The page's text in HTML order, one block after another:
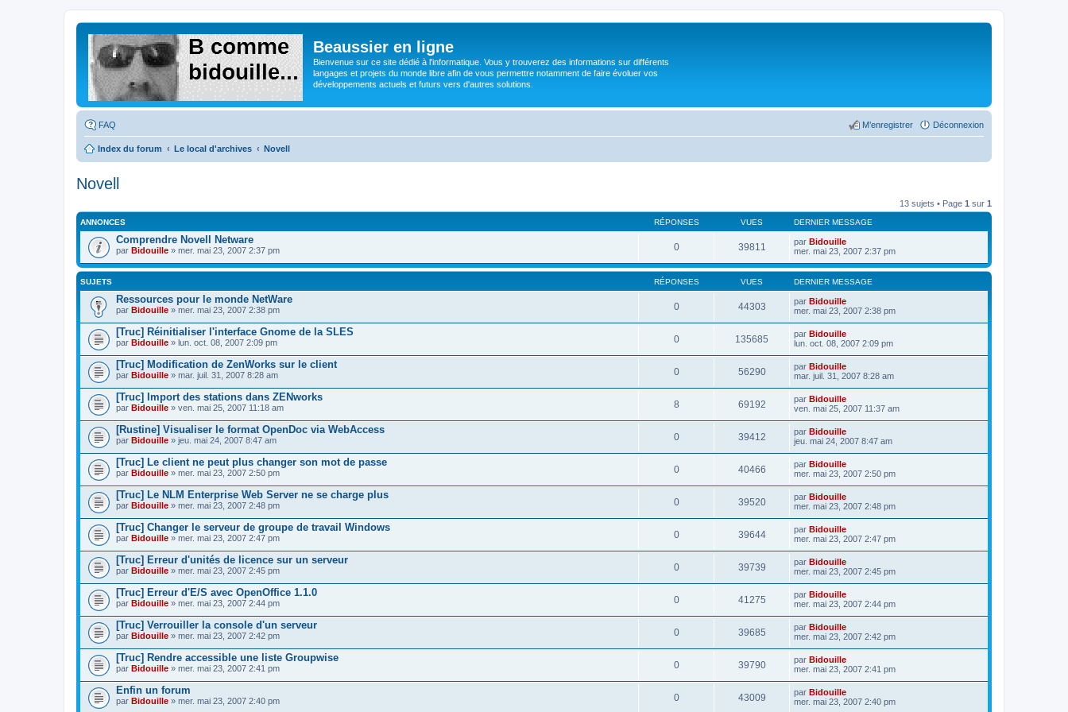
Beaussier en ligne
Bienvenue sur ce site dédié à l'informatique. Vous y trouverez des informations sur différents
langages et projets du monde libre afin de vous permettre notamment de faire évoluer vos
développements actuels et futurs vers d'autres solutions.
FAQ Déconnexion
M’enregistrer
Index du forum Le local d'archives Novell
Novell
13 sujets • Page 1 sur 1
ANNONCES RÉPONSES VUES DERNIER MESSAGE
Comprendre Novell Netware
par Bidouille » mer. mai 23, 2007 2:37 pm 0 39811 par Bidouille
mer. mai 23, 2007 2:37 pm
SUJETS RÉPONSES VUES DERNIER MESSAGE
Ressources pour le monde NetWare
par Bidouille » mer. mai 23, 2007 2:38 pm 0 44303 par Bidouille
mer. mai 23, 2007 2:38 pm
[Truc] Réinitialiser l'interface Gnome de la SLES
par Bidouille » lun. oct. 08, 2007 2:09 pm 0 135685 par Bidouille
lun. oct. 08, 2007 2:09 pm
[Truc] Modification de ZenWorks sur le client
par Bidouille » mar. juil. 31, 2007 8:28 am 0 56290 par Bidouille
mar. juil. 31, 2007 8:28 am
[Truc] Import des stations dans ZENworks
par Bidouille » ven. mai 25, 2007 11:18 am 8 69192 par Bidouille
ven. mai 25, 2007 11:37 am
[Rustine] Visualiser le format OpenDoc via WebAccess
par Bidouille » jeu. mai 24, 2007 8:47 am 0 39412 par Bidouille
jeu. mai 24, 2007 8:47 am
[Truc] Le client ne peut plus changer son mot de passe
par Bidouille » mer. mai 23, 2007 2:50 pm 0 40466 par Bidouille
mer. mai 23, 2007 2:50 pm
[Truc] Le NLM Enterprise Web Server ne se charge plus
par Bidouille » mer. mai 23, 2007 2:48 pm 0 39520 par Bidouille
mer. mai 23, 2007 2:48 pm
[Truc] Changer le serveur de groupe de travail Windows
par Bidouille » mer. mai 23, 2007 2:47 pm 0 39644 par Bidouille
mer. mai 23, 2007 2:47 pm
[Truc] Erreur d'unités de licence sur un serveur
par Bidouille » mer. mai 23, 2007 2:45 pm 0 39739 par Bidouille
mer. mai 23, 2007 2:45 pm
[Truc] Erreur d'E/S avec OpenOffice 1.1.0
par Bidouille » mer. mai 23, 2007 2:44 pm 0 41275 par Bidouille
mer. mai 23, 2007 2:44 pm
[Truc] Verrouiller la console d'un serveur
par Bidouille » mer. mai 23, 2007 2:42 pm 0 39685 par Bidouille
mer. mai 23, 2007 2:42 pm
[Truc] Rendre accessible une liste Groupwise
par Bidouille » mer. mai 23, 2007 2:41 pm 0 39790 par Bidouille
mer. mai 23, 2007 2:41 pm
Enfin un forum
par Bidouille » mer. mai 23, 2007 2:40 pm 0 43009 par Bidouille
mer. mai 23, 2007 2:40 pm